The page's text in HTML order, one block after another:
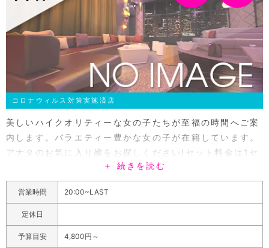
コロナウィルス対策実施済店
美しいハイクオリティーな女の子たちが至福の時間へご案
内します。バラエティー豊かな女の子が在籍しています。
アナタのお気に入り嬢をお探しください!セット料金は1セ
ット45分3,000円からとエリアトップクラスの優良価格
だから2次会にも最適ですよ!LINE公式アカウント追加で
さらにお得ななる情報やクーポンをゲットできます。飲み
放題メニューにはビールはもちろん、大人気のハイボー
ル・レモンサワーからソフトドリンクまで幅広い種類を取
り揃えてお待ちしております!
＋ 続きを読む
営業時間 20:00~LAST
定休日
予算目安 4,800円～